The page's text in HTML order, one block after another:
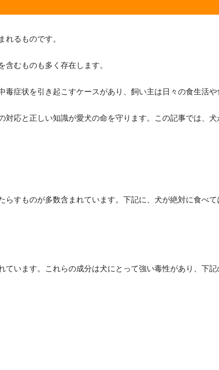
るものです。
むものも多く存在します。
症状を引き起こすケースがあり、飼い主は日々の食生活
応と正しい知識が愛犬の命を守ります。この記事では、
すものが多数含まれています。下記に、犬が絶対に食べ
います。これらの成分は犬にとって強い毒性があり、下